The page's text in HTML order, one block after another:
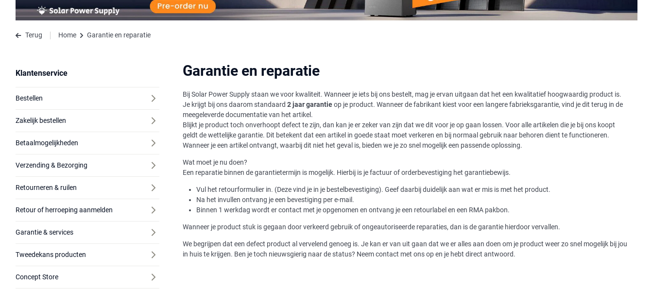
Terug Home Garantie en reparatie
Klantenservice
Bestellen
Zakelijk bestellen
Betaalmogelijkheden
Verzending & Bezorging
Retourneren & ruilen
Retour of herroeping aanmelden
Garantie & services
Tweedekans producten
Concept Store
Garantie en reparatie
Bij Solar Power Supply staan we voor kwaliteit. Wanneer je iets bij ons bestelt, mag je ervan uitgaan dat het een kwalitatief hoogwaardig product is.
Je krijgt bij ons daarom standaard 2 jaar garantieop je product. Wanneer de fabrikant kiest voor een langere fabrieksgarantie, vind je dit terug in de
meegeleverde documentatie van het artikel.
Blijkt je product toch onverhoopt defect te zijn, dan kan je er zeker van zijn dat we dit voor je op gaan lossen. Voor alle artikelen die je bij ons koopt
geldt de wettelijke garantie. Dit betekent dat een artikel in goede staat moet verkeren en bij normaal gebruik naar behoren dient te functioneren.
Wanneer je een artikel ontvangt, waarbij dit niet het geval is, bieden we je zo snel mogelijk een passende oplossing.
Wat moet je nu doen?
Een reparatie binnen de garantietermijn is mogelijk. Hierbij is je factuur of orderbevestiging het garantiebewijs.
Vul het retourformulier in. (Deze vind je in je bestelbevestiging). Geef daarbij duidelijk aan wat er mis is met het product.
Na het invullen ontvang je een bevestiging per e-mail.
Binnen 1 werkdag wordt er contact met je opgenomen en ontvang je een retourlabel en een RMA pakbon.
Wanneer je product stuk is gegaan door verkeerd gebruik of ongeautoriseerde reparaties, dan is de garantie hierdoor vervallen.
We begrijpen dat een defect product al vervelend genoeg is. Je kan er van uit gaan dat we er alles aan doen om je product weer zo snel mogelijk bij jou
in huis te krijgen. Ben je toch nieuwsgierig naar de status? Neem contact met ons op en je hebt direct antwoord.